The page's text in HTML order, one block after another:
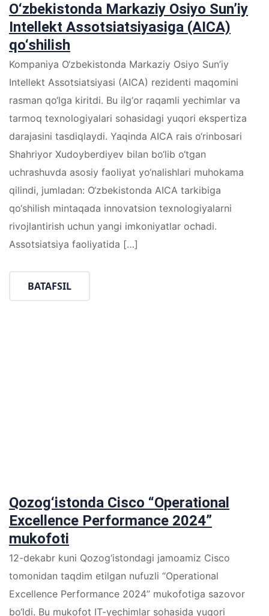
O‘zbekistonda Markaziy Osiyo Sun’iy
Intellekt Assotsiatsiyasiga (AICA)
qo‘shilish
Kompaniya O‘zbekistonda Markaziy Osiyo Sun’iy
Intellekt Assotsiatsiyasi (AICA) rezidenti maqomini
rasman qo‘lga kiritdi. Bu ilg‘or raqamli yechimlar va
tarmoq texnologiyalari sohasidagi yuqori ekspertiza
darajasini tasdiqlaydi. Yaqinda AICA rais o‘rinbosari
Shahrіyor Xudoyberdiyev bilan bo‘lib o‘tgan
uchrashuvda asosiy faoliyat yo‘nalishlari muhokama
qilindi, jumladan: O‘zbekistonda AICA tarkibiga
qo‘shilish mintaqada innovatsion texnologiyalarni
rivojlantirish uchun yangi imkoniyatlar ochadi.
Assotsiatsiya faoliyatida […]
BATAFSIL
Qozog‘istonda Cisco “Operational
Excellence Performance 2024”
mukofoti
12-dekabr kuni Qozog‘istondagi jamoamiz Cisco
tomonidan taqdim etilgan nufuzli “Operational
Excellence Performance 2024” mukofotiga sazovor
bo‘ldi. Bu mukofot IT-yechimlar sohasida yuqori